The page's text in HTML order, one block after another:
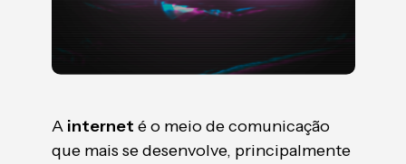
A internet é o meio de comunicação
que mais se desenvolve, principalmente